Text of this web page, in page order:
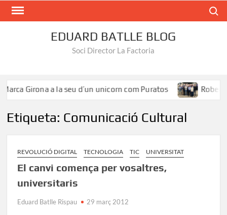
EDUARD BATLLE BLOG
Soci Director La Factoria
Girona a la seu d’un unicorn com Puratos Roberto
Etiqueta: Comunicació Cultural
REVOLUCIÓ DIGITAL TECNOLOGIA TIC UNIVERSITAT
El canvi comença per vosaltres,
universitaris
Eduard Batlle Rispau 29 març 2012